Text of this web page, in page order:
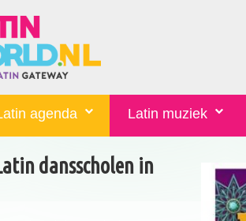
agenda Latin muziek
dansscholen in